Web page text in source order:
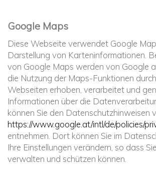
Google Maps
Diese Webseite verwendet Google
Darstellung von Karteninformationen.
von Google Maps werden von Google
die Nutzung der Maps-Funktionen
Webseiten erhoben, verarbeitet und
Informationen über die
können Sie den Datenschutzhinweisen
https://www.google.at/intl/de/policies/
entnehmen. Dort können Sie im
Ihre Einstellungen verändern, so dass
verwalten und schützen können.